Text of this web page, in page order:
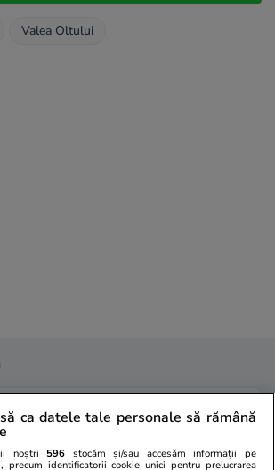
Valea Oltului
Transfăgărăşanul e o soluţie rapidă...
coadă, pentru că toţi vor să
ca datele tale personale să rămână
noștri 596 stocăm și/sau accesăm informații pe
precum identificatorii cookie unici pentru prelucrarea